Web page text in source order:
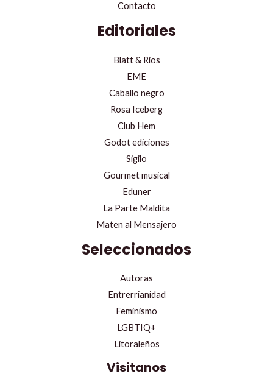
Contacto
Editoriales
Blatt & Rios
EME
Caballo negro
Rosa Iceberg
Club Hem
Godot ediciones
Sigilo
Gourmet musical
Eduner
La Parte Maldita
Maten al Mensajero
Seleccionados
Autoras
Entrerrianidad
Feminismo
LGBTIQ+
Litoraleños
Visitanos